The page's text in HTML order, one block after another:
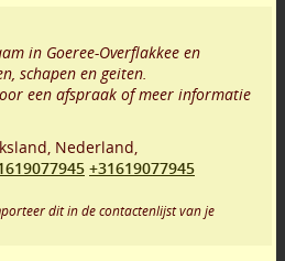
in Goeree-Overflakkee en
schapen en geiten.
een afspraak of meer informatie
, Nederland,
+31619077945
dit in de contactenlijst van je